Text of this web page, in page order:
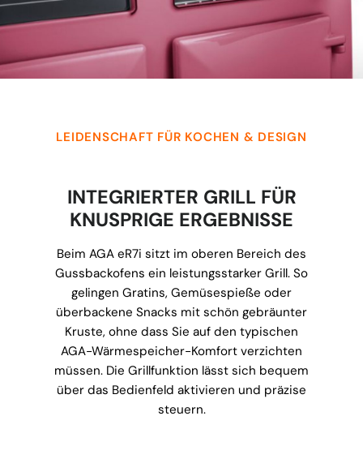
LEIDENSCHAFT FÜR KOCHEN & DESIGN
INTEGRIERTER GRILL FÜR
KNUSPRIGE ERGEBNISSE
Beim AGA eR7i sitzt im oberen Bereich des
Gussbackofens ein leistungsstarker Grill. So
gelingen Gratins, Gemüsespieße oder
überbackene Snacks mit schön gebräunter
Kruste, ohne dass Sie auf den typischen
AGA-Wärmespeicher-Komfort verzichten
müssen. Die Grillfunktion lässt sich bequem
über das Bedienfeld aktivieren und präzise
steuern.